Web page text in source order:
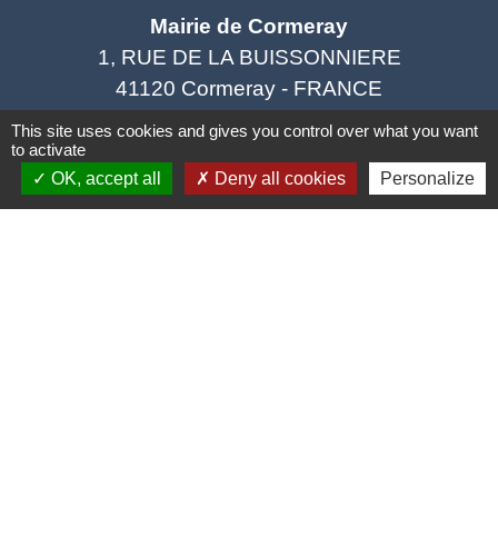
Mairie de Cormeray
1, RUE DE LA BUISSONNIERE
41120 Cormeray - FRANCE
+33 2 54 44 26 19
This site uses cookies and gives you control over what you want
to activate
OK, accept all
Deny all cookies Personalize